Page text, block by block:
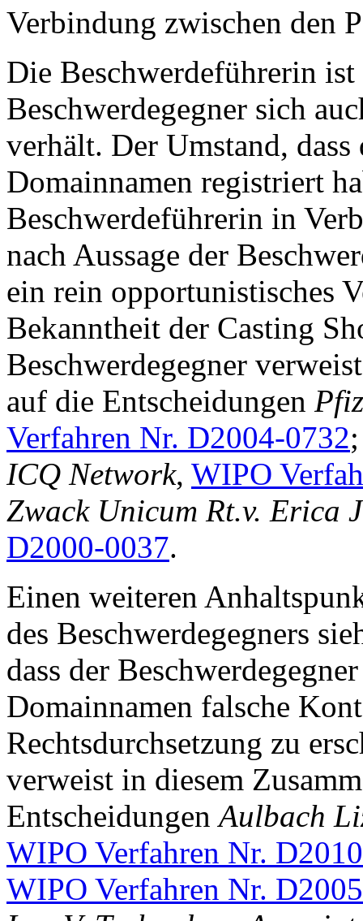
Verbindung zwischen den
Die Beschwerdeführerin
Beschwerdegegner sich
verhält. Der Umstand,
Domainnamen registriert
Beschwerdeführerin in
nach Aussage der
ein rein opportunistisches
Bekanntheit der Casting
Beschwerdegegner
auf die Entscheidungen
Verfahren Nr. D2004-0732
ICQ Network, WIPO
Zwack Unicum Rt.v. Erica
D2000-0037.
Einen weiteren
des Beschwerdegegners
dass der
Domainnamen falsche
Rechtsdurchsetzung zu
verweist in diesem
EntscheidungenAulbach
WIPO Verfahren Nr.
WIPO Verfahren Nr.